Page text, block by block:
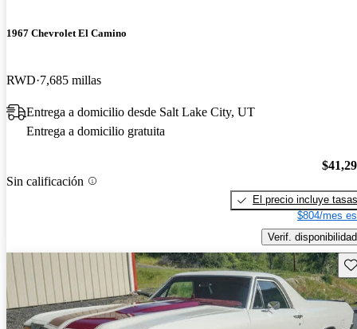
1967 Chevrolet El Camino
RWD 7,685 millas
Entrega a domicilio desde Salt Lake City, UT
Entrega a domicilio gratuita
Sin calificación
El precio incluye tasas
$804/mes
Verif. disponibilidad